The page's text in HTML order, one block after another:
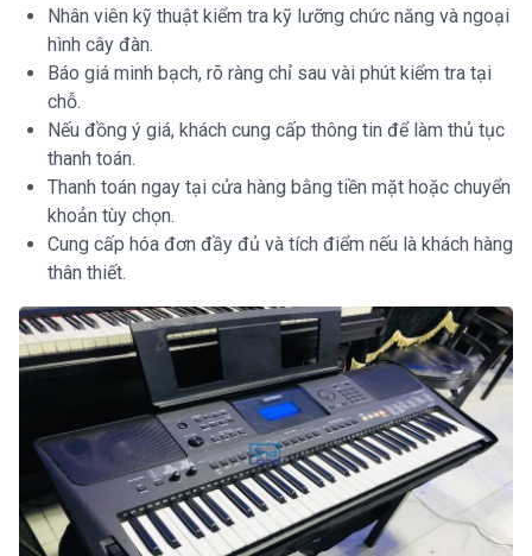
Nhân viên kỹ thuật kiểm tra kỹ lưỡng chức năng và ngoại
hình cây đàn.
Báo giá minh bạch, rõ ràng chỉ sau vài phút kiểm tra tại
chỗ.
Nếu đồng ý giá, khách cung cấp thông tin để làm thủ tục
thanh toán.
Thanh toán ngay tại cửa hàng bằng tiền mặt hoặc chuyển
khoản tùy chọn.
Cung cấp hóa đơn đầy đủ và tích điểm nếu là khách hàng
thân thiết.